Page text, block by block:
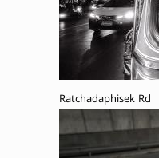
Ratchadaphisek Rd